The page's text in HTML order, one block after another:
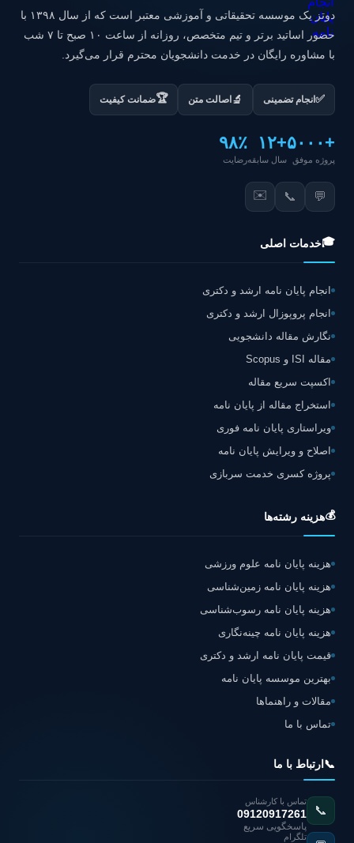
دوتز یک موسسه تحقیقاتی و آموزشی معتبر است که از سال ۱۳۹۸ با
حضور اساتید برتر و تیم متخصص، روزانه از ساعت ۱۰ صبح تا ۷ شب
با مشاوره رایگان در خدمت دانشجویان محترم قرار می‌گیرد.
✅انجام تضمینی 🔬اصالت متن 🏆ضمانت کیفیت
+۵۰۰۰
پروژه موفق
+۱۲
سال سابقه
۹۸٪
رضایت
💬
📞
✉️
🎓خدمات اصلی
انجام پایان نامه ارشد و دکتری
انجام پروپوزال ارشد و دکتری
نگارش مقاله دانشجویی
مقاله ISI و Scopus
اکسپت سریع مقاله
استخراج مقاله از پایان نامه
ویراستاری پایان نامه فوری
اصلاح و ویرایش پایان نامه
پروژه کسری خدمت سربازی
💰هزینه رشته‌ها
هزینه پایان نامه علوم ورزشی
هزینه پایان نامه زمین‌شناسی
هزینه پایان نامه رسوب‌شناسی
هزینه پایان نامه چینه‌نگاری
قیمت پایان نامه ارشد و دکتری
بهترین موسسه پایان نامه
مقالات و راهنماها
تماس با ما
📞 ارتباط با ما
📞
تماس با کارشناس
09120917261
پاسخگویی سریع
تلگرام